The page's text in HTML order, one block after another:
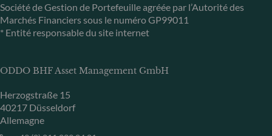
Société de Gestion de Portefeuille agréée par l’Autorité des
Marchés Financiers sous le numéro GP99011
* Entité responsable du site internet
ODDO BHF Asset Management GmbH
Herzogstraße 15
40217 Düsseldorf
Allemagne